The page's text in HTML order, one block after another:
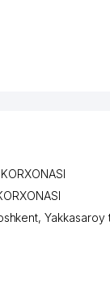
,Yakkasaroy